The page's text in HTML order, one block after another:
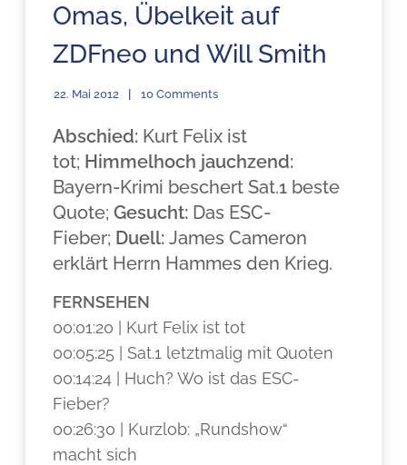
Omas, Übelkeit auf
ZDFneo und Will Smith
22. Mai 2012 10 Comments
Abschied: Kurt Felix ist
tot; Himmelhoch jauchzend:
Bayern-Krimi beschert Sat.1 beste
Quote;Gesucht: Das ESC-
Fieber; Duell:James Cameron
erklärt Herrn Hammes den Krieg.
FERNSEHEN
00:01:20 | Kurt Felix ist tot
00:05:25 | Sat.1 letztmalig mit Quoten
00:14:24 | Huch? Wo ist das ESC-
Fieber?
00:26:30 | Kurzlob: „Rundshow“
macht sich